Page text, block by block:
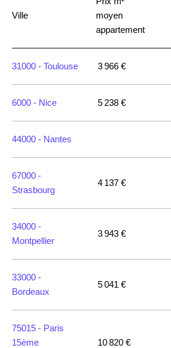
Ville
moyen
appartement
31000 - Toulouse 3 966 €
6000 - Nice 5 238 €
44000 - Nantes
67000 -
Strasbourg
4 137 €
34000 -
Montpellier
3 943 €
33000 -
Bordeaux
5 041 €
75015 - Paris
15ème
10 820 €